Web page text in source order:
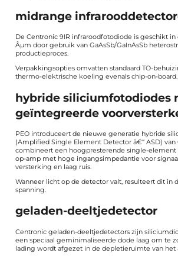
midrange
De Centronic 9IR infraroodfotodiode is geschikt in
Âµm door gebruik van GaAsSb/GaInAsSb
productieproces.
Verpakkingsopties omvatten standaard TO-
thermo-elektrische koeling evenals chip-on-board.
hybride siliciumfotodiodes
geïntegreerde
PEO introduceert de nieuwe generatie hybride
(Amplified Single Element Detector â€“ ASD) van
combineert een hoogpresterende single-
op-amp met hoge ingangsimpedantie voor
versterking en laag ruis.
Wanneer licht op de detector valt, resulteert dit in
spanning.
geladen-deeltjedetector
Centronic geladen-deeltjedetectors zijn
een speciaal geminimaliseerde dode laag om te
lading wordt afgezet in de depletieruimte van het